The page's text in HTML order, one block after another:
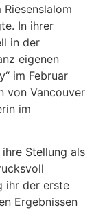
In ihrer
in der
eigenen
im Februar
von Vancouver
im
Stellung als
ihr der erste
Ergebnissen